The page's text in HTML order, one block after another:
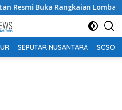
Rangkaian Lomba Peringatan
SEPUTAR NUSANTARA SOSOK